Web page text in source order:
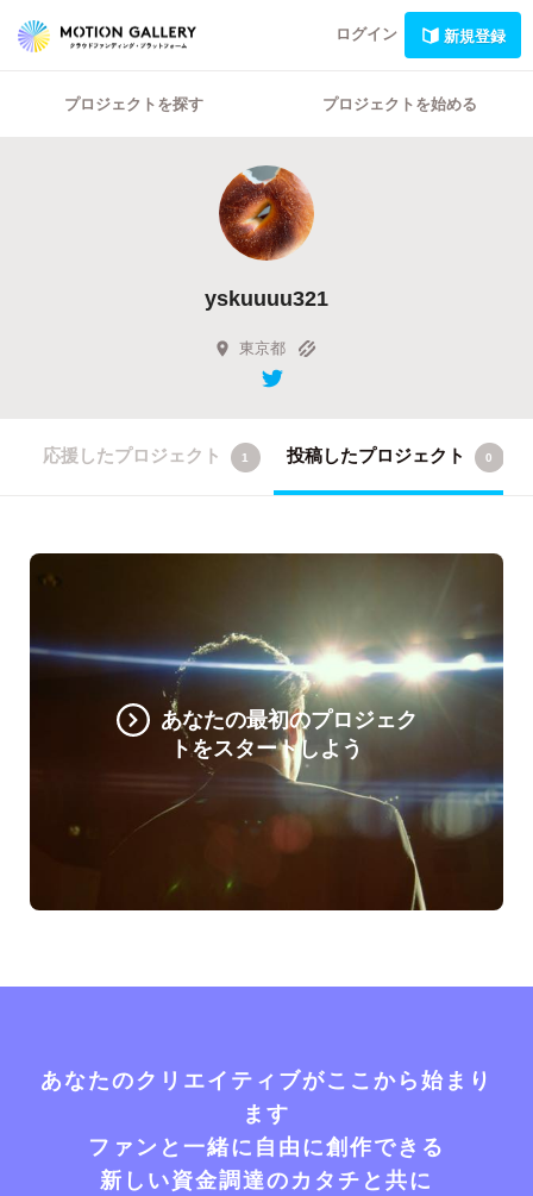
ログイン 新規登録
プロジェクトを探す プロジェクトを始める
yskuuuu321
東京都
応援したプロジェクト 1 投稿したプロジェクト 0
あなたの最初のプロジェク
トをスタートしよう
あなたのクリエイティブがここから始まり
ます
ファンと一緒に自由に創作できる
新しい資金調達のカタチと共に